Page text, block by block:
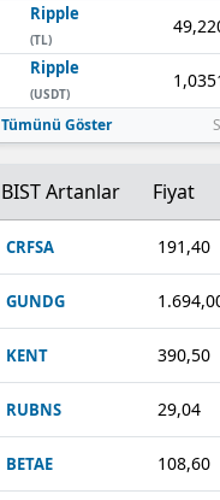
Ripple
(TL)
Ripple
(USDT)
Tümünü Göster
BIST Artanlar Fiyat
CRFSA 191,40
GUNDG
KENT 390,50
RUBNS 29,04
BETAE 108,60